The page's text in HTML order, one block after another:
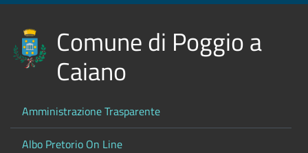
Comune di Poggio a
Caiano
Amministrazione Trasparente
Albo Pretorio On Line